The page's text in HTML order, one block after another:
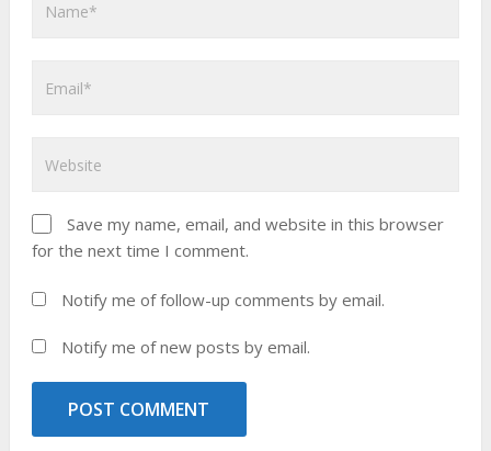
Save my name, email, and website in this browser
for the next time I comment.
Notify me of follow-up comments by email.
Notify me of new posts by email.